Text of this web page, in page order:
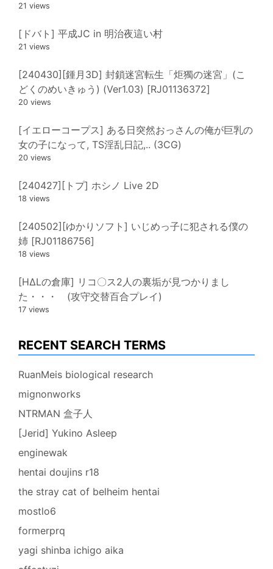
21 views
[ドバト] 平成JC in 明治夜這い村
21 views
[240430][鍾月3D] 封鎖迷宮転生「炬獨の迷宮」(こ
どくのめいきゅう) (Ver1.03) [RJ01136372]
20 views
[イエローコープス] ある日突然おっさんの俺が巨乳の
女の子になって, TS淫乱日記,.. (3CG)
20 views
[240427][トプ] ホシノ Live 2D
18 views
[240502][ゆかりソフト] いじめっ子に犯される僕の
姉 [RJ01186756]
18 views
[HΔLの倉庫] リコ〇ス2人の裏垢が見つかりまし
た・・・ (攻守交替百合プレイ)
17 views
RECENT SEARCH TERMS
RuanMeis biological research
mignonworks
NTRMAN 盒子人
[Jerid] Yukino Asleep
enginewak
hentai doujins r18
the stray cat of belheim hentai
mostlo6
formerprq
yagi shinba ichigo aika